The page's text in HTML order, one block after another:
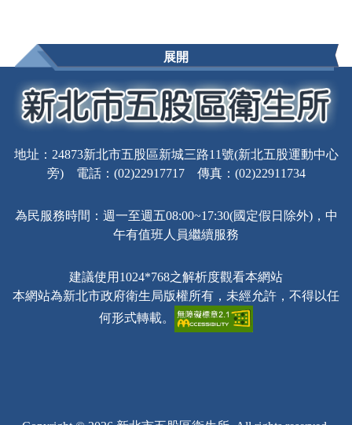
展開
地址：24873新北市五股區新城三路11號(新北五股運動中心
旁) 電話：(02)22917717 傳真：(02)22911734
為民服務時間：週一至週五08:00~17:30(國定假日除外)，中
午有值班人員繼續服務
建議使用1024*768之解析度觀看本網站
本網站為新北市政府衛生局版權所有，未經允許，不得以任
何形式轉載。